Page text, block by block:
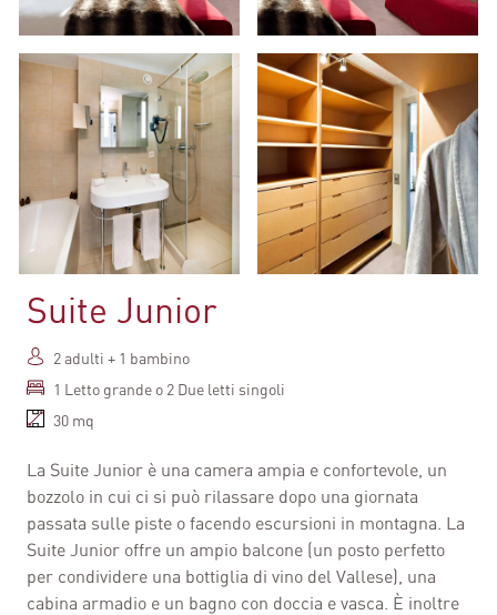
Suite Junior
2 adulti + 1 bambino
1 Letto grande o 2 Due letti singoli
30 mq
La Suite Junior è una camera ampia e confortevole, un
bozzolo in cui ci si può rilassare dopo una giornata
passata sulle piste o facendo escursioni in montagna. La
Suite Junior offre un ampio balcone (un posto perfetto
per condividere una bottiglia di vino del Vallese), una
cabina armadio e un bagno con doccia e vasca. È inoltre